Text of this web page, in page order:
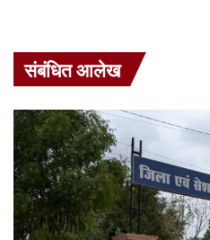
संबंधित आलेख